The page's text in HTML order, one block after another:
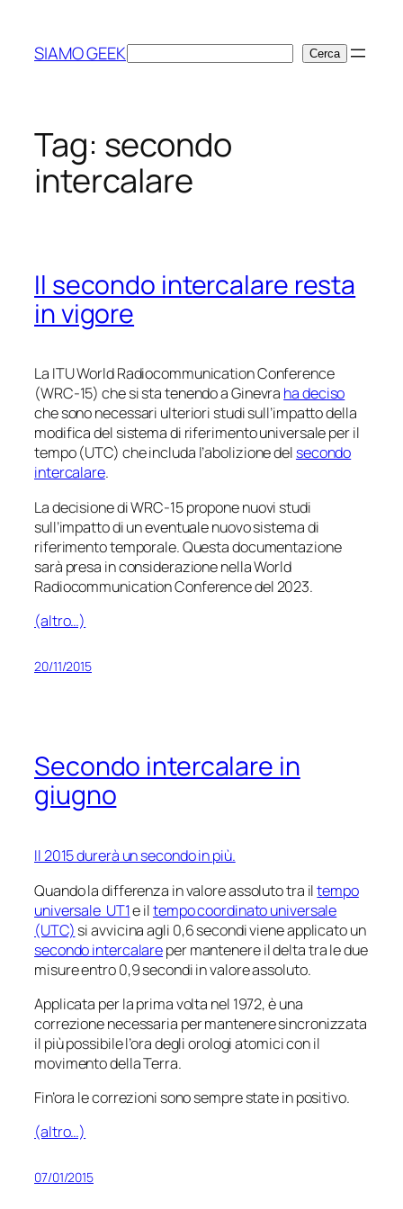
contenuto
SIAMO GEEKCerca Cerca
Tag: secondo
intercalare
Il secondo intercalare resta
in vigore
La ITU World Radiocommunication Conference
(WRC-15) che si sta tenendo a Ginevra ha deciso
che sono necessari ulteriori studi sull’impatto della
modifica del sistema di riferimento universale per il
tempo (UTC) che includa l’abolizione del secondo
intercalare.
La decisione di WRC-15 propone nuovi studi
sull’impatto di un eventuale nuovo sistema di
riferimento temporale. Questa documentazione
sarà presa in considerazione nella World
Radiocommunication Conference del 2023.
(altro…)
20/11/2015
Secondo intercalare in
giugno
Il 2015 durerà un secondo in più.
Quando la differenza in valore assoluto tra iltempo
universale UT1e iltempo coordinato universale
(UTC) si avvicina agli 0,6 secondi viene applicato un
secondo intercalareper mantenere il delta tra le due
misure entro 0,9 secondi in valore assoluto.
Applicata per la prima volta nel 1972, è una
correzione necessaria per mantenere sincronizzata
il più possibile l’ora degli orologi atomici con il
movimento della Terra.
Fin’ora le correzioni sono sempre state in positivo.
(altro…)
07/01/2015